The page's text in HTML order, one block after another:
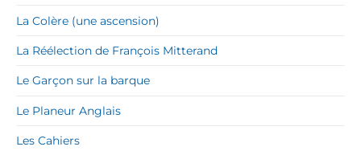
La Colère (une ascension)
La Réélection de François Mitterand
Le Garçon sur la barque
Le Planeur Anglais
Les Cahiers